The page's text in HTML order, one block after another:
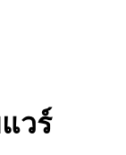
วร์